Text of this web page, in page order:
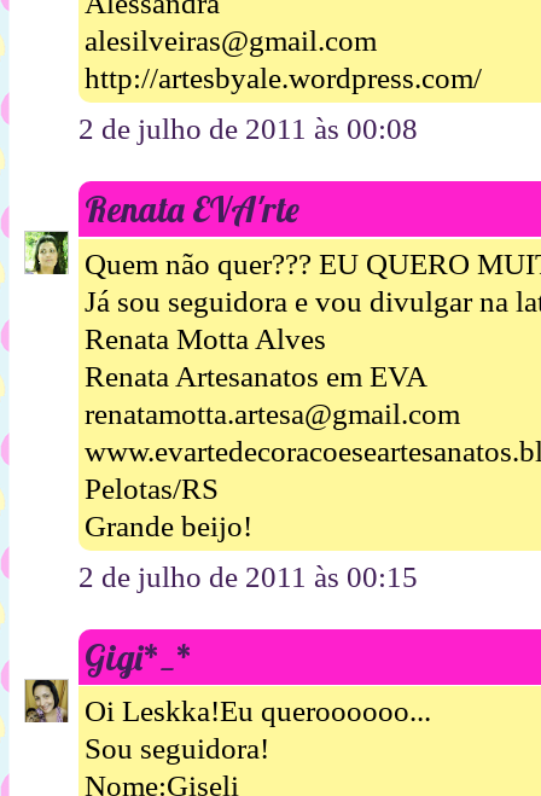
alesilveiras@gmail.com
http://artesbyale.wordpress.com/
2 de julho de 2011 às 00:08
Renata EVA'rte
Quem não quer??? EU QUERO
Já sou seguidora e vou divulgar na
Renata Motta Alves
Renata Artesanatos em EVA
renatamotta.artesa@gmail.com
Pelotas/RS
Grande beijo!
2 de julho de 2011 às 00:15
Gigi*_*
Oi Leskka!Eu queroooooo...
Sou seguidora!
Nome:Giseli